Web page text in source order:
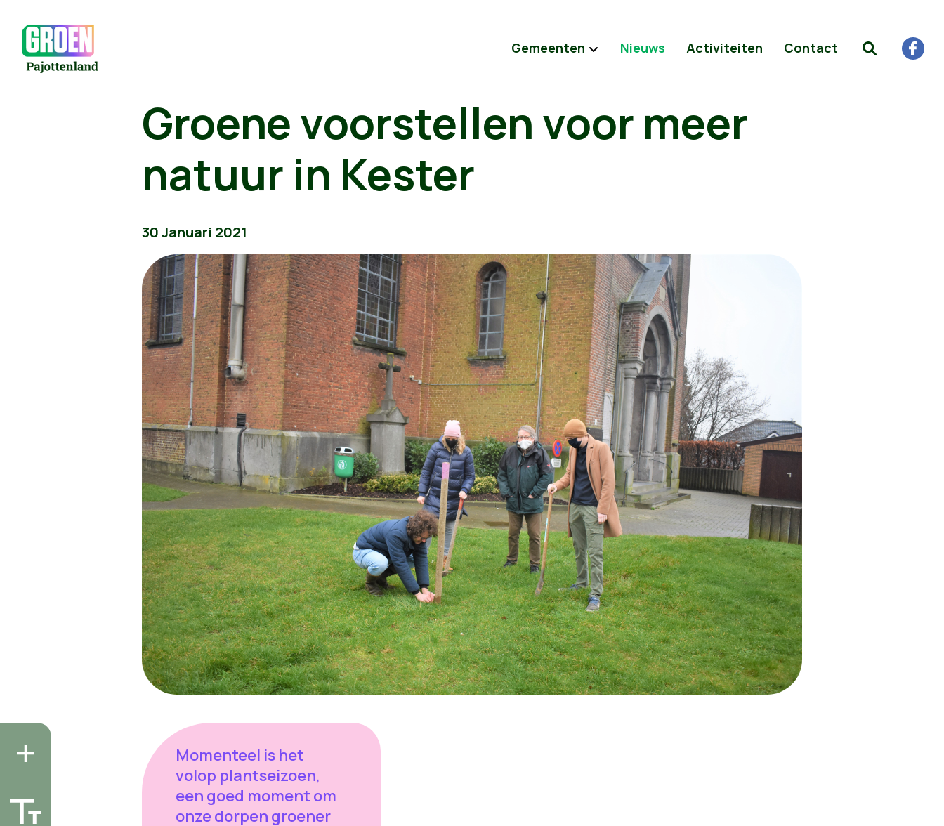
Gemeenten Nieuws Activiteiten Contact
Groene voorstellen voor meer
natuur in Kester
30 Januari 2021
Momenteel is het
volop plantseizoen,
een goed moment om
onze dorpen groener